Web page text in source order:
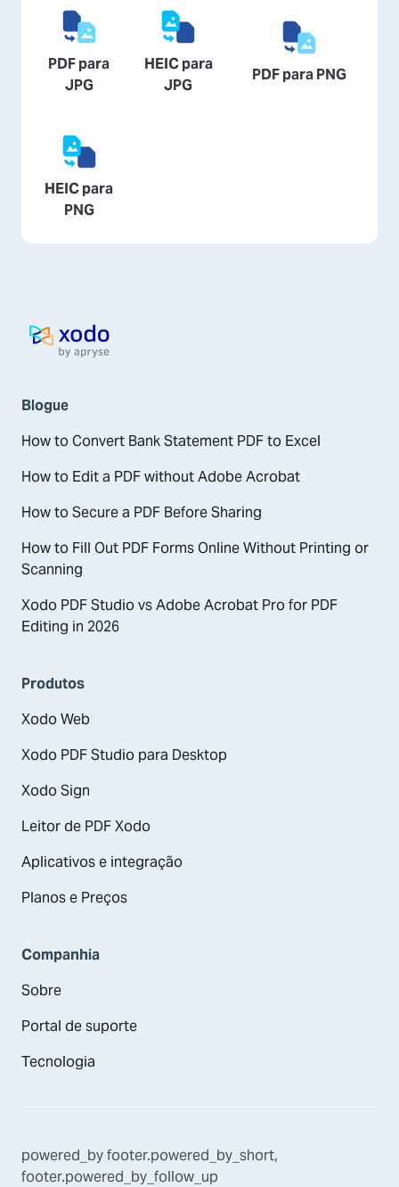
PDF para
JPG
HEIC para
JPG
PDF para PNG
HEIC para
PNG
Pagina inicial
Blogue
How to Convert Bank Statement PDF to Excel
How to Edit a PDF without Adobe Acrobat
How to Secure a PDF Before Sharing
How to Fill Out PDF Forms Online Without Printing or
Scanning
Xodo PDF Studio vs Adobe Acrobat Pro for PDF
Editing in 2026
Produtos
Xodo Web
Xodo PDF Studio para Desktop
Xodo Sign
Leitor de PDF Xodo
Aplicativos e integração
Planos e Preços
Companhia
Sobre
Portal de suporte
Tecnologia
powered_byfooter.powered_by_short,
footer.powered_by_follow_up